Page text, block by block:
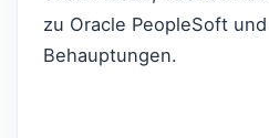
zu Oracle PeopleSoft
Behauptungen.